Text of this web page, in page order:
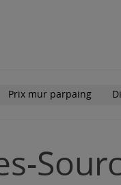
Prix mur parpaing